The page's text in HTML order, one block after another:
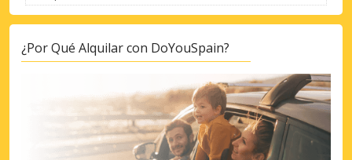
¿Por Qué Alquilar con DoYouSpain?